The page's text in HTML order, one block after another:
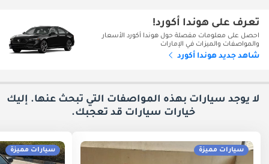
تعرف على هوندا أكورد!
احصل على معلومات مفصلة حول هوندا أكورد الأسعار
والمواصفات والميزات في الإمارات
شاهد جديد هوندا أكورد
لا يوجد سيارات بهذه المواصفات التي تبحث عنها. إليك
خيارات سيارات قد تعجبك.
سيارات مميزة سيارات مميزة